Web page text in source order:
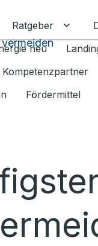
Ratgeber
neu
Fördermittel